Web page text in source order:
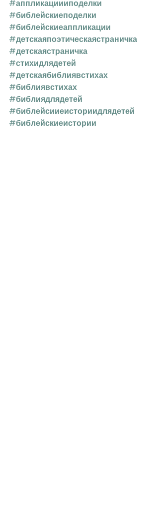
#аппликациииподелки
#библейскиеподелки
#библейскиеаппликации
#детскаяпоэтическаястраничка
#детскаястраничка
#стихидлядетей
#детскаябиблиявстихах
#библиявстихах
#библиядлядетей
#библейсииеисториидлядетей
#библейскиеистории